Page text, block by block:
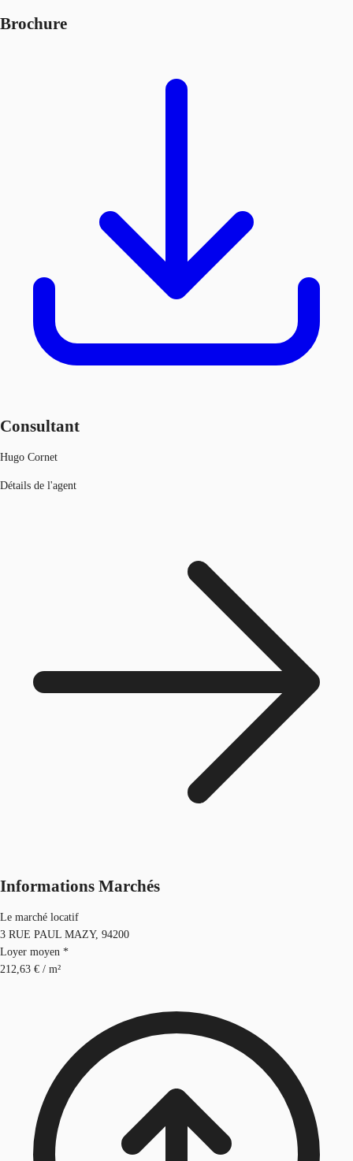
Brochure
Consultant
Hugo Cornet
Détails de l'agent
Informations Marchés
Le marché locatif
3 RUE PAUL MAZY, 94200
Loyer moyen *
212,63 € / m²